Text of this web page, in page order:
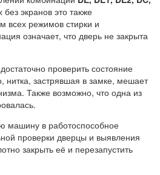
экранов это также
всех режимов стирки и
означает, что дверь не закрыта
проверить состояние
застрявшая в замке, мешает
Также возможно, что одна из
машину в работоспособное
проверки дверцы и выявления
закрыть её и перезапустить